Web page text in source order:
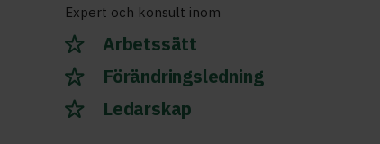
Expert och konsult inom
Arbetssätt
Förändringsledning
Ledarskap